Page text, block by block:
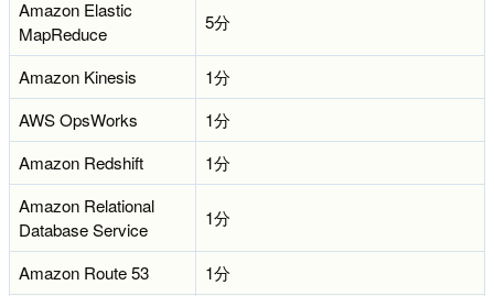
Amazon Elastic
MapReduce
5分
Amazon Kinesis
1分
AWS OpsWorks
1分
Amazon Redshift
1分
Amazon Relational
Database Service
1分
Amazon Route 53
1分